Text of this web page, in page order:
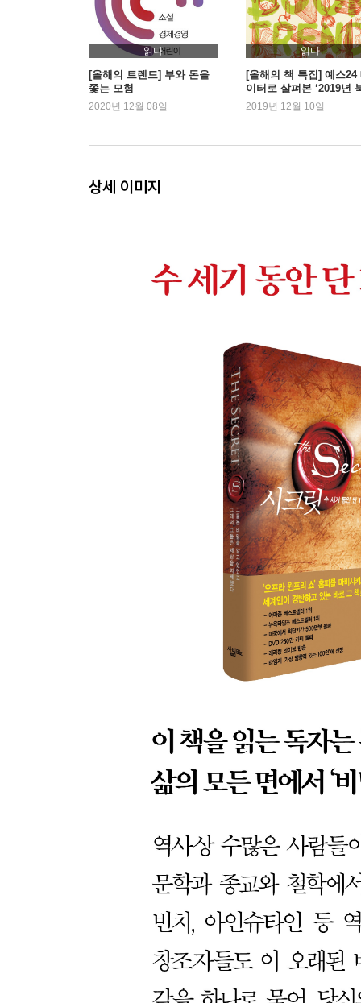
읽다
[올해의 트렌드] 부와 돈을
쫓는 모험
2020년 12월 08일
읽다
[올해의 책 특집] 예스24
이터로 살펴본 ‘2019년
트렌드’
2019년 12월 10일
상세 이미지